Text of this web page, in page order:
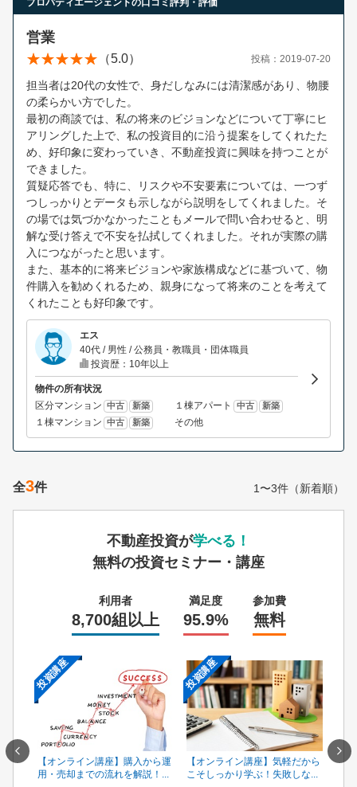
営業
（5.0） 投稿：2019-07-20
担当者は20代の女性で、身だしなみには清潔感があり、物腰
の柔らかい方でした。
最初の商談では、私の将来のビジョンなどについて丁寧にヒ
アリングした上で、私の投資目的に沿う提案をしてくれたた
め、好印象に変わっていき、不動産投資に興味を持つことが
できました。
質疑応答でも、特に、リスクや不安要素については、一つず
つしっかりとデータも示しながら説明をしてくれました。そ
の場では気づかなかったこともメールで問い合わせると、明
解な受け答えで不安を払拭してくれました。それが実際の購
入につながったと思います。
また、基本的に将来ビジョンや家族構成などに基づいて、物
件購入を勧めくれるため、親身になって将来のことを考えて
くれたことも好印象です。
エス
40代 / 男性 / 公務員・教職員・団体職員
投資歴：10年以上
物件の所有状況
区分マンション 中古 新築 １棟アパート 中古 新築
１棟マンション 中古 新築 その他
全3件 1〜3件（新着順）
不動産投資が学べる！
無料の投資セミナー・講座
利用者
8,700組以上
満足度
95.9%
参加費
無料
手は
投資講座
【オンライン講座】購入から運
用・売却までの流れを解説！...
投資講座
【オンライン講座】気軽だから
こそしっかり学ぶ！失敗しな...
【オ